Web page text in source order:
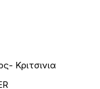
Κριτσινια